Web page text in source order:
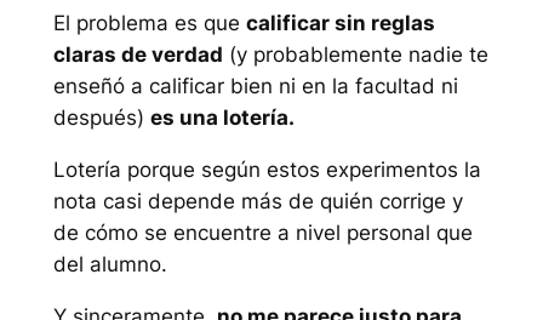
El problema es que calificar sin reglas
claras de verdad (y probablemente nadie te
enseñó a calificar bien ni en la facultad ni
después) es una lotería.
Lotería porque según estos experimentos la
nota casi depende más de quién corrige y
de cómo se encuentre a nivel personal que
del alumno.